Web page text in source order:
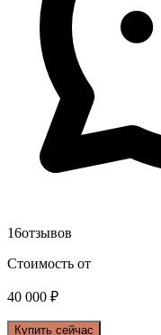
16отзывов
Стоимость от
40 000 ₽
Купить сейчас